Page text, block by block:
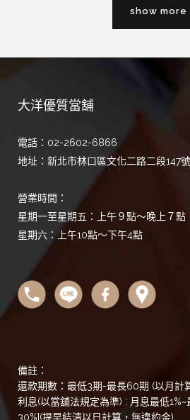
show more
大洋優質當舖
電話：02-2602-6866
地址：新北市林口區文化二路二段147號
營業時間：
星期一至星期五：上午９點～晚上７點
星期六：上午10點～下午4點
備註：
還款期數：最低3期-最長60期 (以月計
利息(以當舖法規定為準) : 月息最低
30%](提早結清以日計算，無違約金)